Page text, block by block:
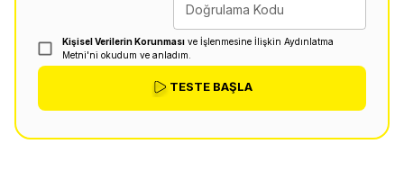
Doğrulama Kodu
Kişisel Verilerin Korunması ve İşlenmesine İlişkin Aydınlatma
Metni'ni okudum ve anladım.
TESTE BAŞLA